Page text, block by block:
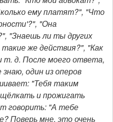
ему платят?", "Что
"Она
"Знаешь ли ты других
же действия?", "Как
т. д. После моего ответа,
один из оперов
"Тебя таким
и прожигать
говорить: "А тебе
Поверь мне, это очень